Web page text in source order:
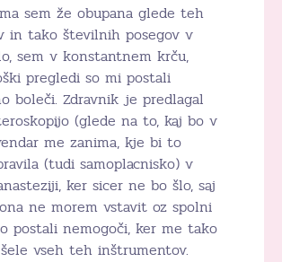
sem že obupana glede teh
in tako številnih posegov v
sem v konstantnem krču,
pregledi so mi postali
boleči. Zdravnik je predlagal
(glede na to, kaj bo v
me zanima, kje bi to
(tudi samoplacnisko) v
ker sicer ne bo šlo, saj
ne morem vstavit oz spolni
postali nemogoči, ker me tako
vseh teh inštrumentov.